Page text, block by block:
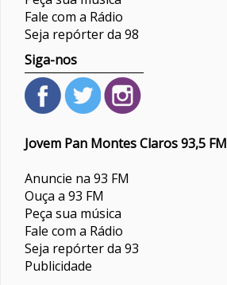
Fale com a Rádio
Seja repórter da 98
Siga-nos
Jovem Pan Montes Claros 93,5 FM
Anuncie na 93 FM
Ouça a 93 FM
Peça sua música
Fale com a Rádio
Seja repórter da 93
Publicidade